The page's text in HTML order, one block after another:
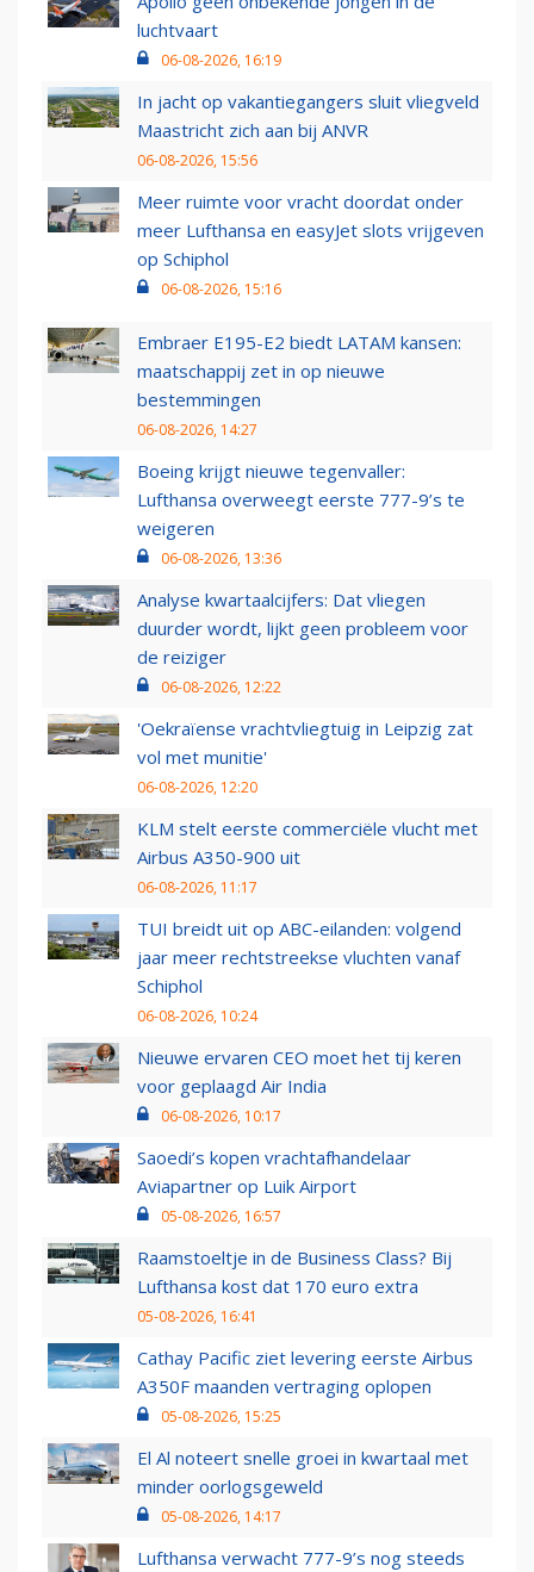
luchtvaart
06-08-2026, 16:19
In jacht op vakantiegangers sluit vliegveld
Maastricht zich aan bij ANVR
06-08-2026, 15:56
Meer ruimte voor vracht doordat onder
meer Lufthansa en easyJet slots vrijgeven
op Schiphol
06-08-2026, 15:16
Embraer E195-E2 biedt LATAM kansen:
maatschappij zet in op nieuwe
bestemmingen
06-08-2026, 14:27
Boeing krijgt nieuwe tegenvaller:
Lufthansa overweegt eerste 777-9’s te
weigeren
06-08-2026, 13:36
Analyse kwartaalcijfers: Dat vliegen
duurder wordt, lijkt geen probleem voor
de reiziger
06-08-2026, 12:22
'Oekraïense vrachtvliegtuig in Leipzig zat
vol met munitie'
06-08-2026, 12:20
KLM stelt eerste commerciële vlucht met
Airbus A350-900 uit
06-08-2026, 11:17
TUI breidt uit op ABC-eilanden: volgend
jaar meer rechtstreekse vluchten vanaf
Schiphol
06-08-2026, 10:24
Nieuwe ervaren CEO moet het tij keren
voor geplaagd Air India
06-08-2026, 10:17
Saoedi’s kopen vrachtafhandelaar
Aviapartner op Luik Airport
05-08-2026, 16:57
Raamstoeltje in de Business Class? Bij
Lufthansa kost dat 170 euro extra
05-08-2026, 16:41
Cathay Pacific ziet levering eerste Airbus
A350F maanden vertraging oplopen
05-08-2026, 15:25
El Al noteert snelle groei in kwartaal met
minder oorlogsgeweld
05-08-2026, 14:17
Lufthansa verwacht 777-9’s nog steeds